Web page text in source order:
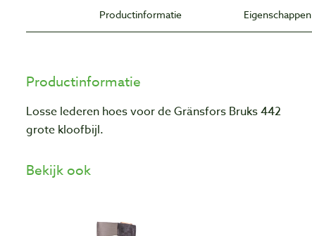
Productinformatie Eigenschappen
Productinformatie
Losse lederen hoes voor de Gränsfors Bruks 442
grote kloofbijl.
Bekijk ook